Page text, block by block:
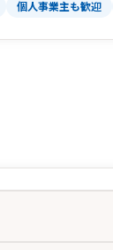
個人事業主も歓迎